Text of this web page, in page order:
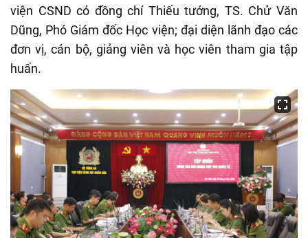
viện CSND có đồng chí Thiếu tướng, TS. Chử Văn
Dũng, Phó Giám đốc Học viện; đại diện lãnh đạo các
đơn vị, cán bộ, giảng viên và học viên tham gia tập
huấn.